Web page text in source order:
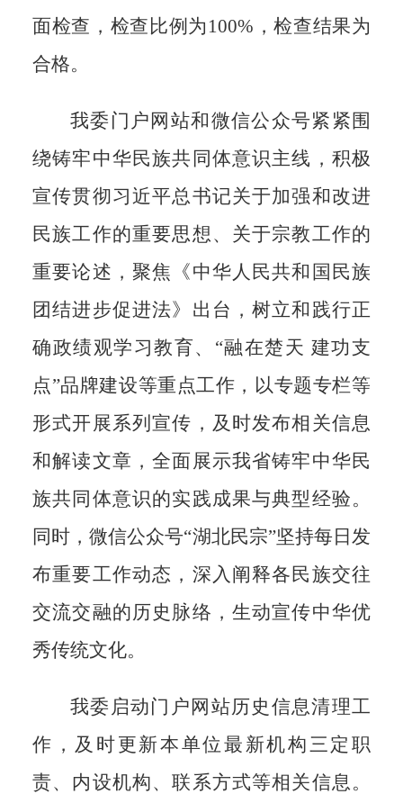
面检查，检查比例为 100%，检查结果为
合格。
我委门户网站和微信公众号紧紧围
绕铸牢中华民族共同体意识主线，积极
宣传贯彻习近平总书记关于加强和改进
民族工作的重要思想、关于宗教工作的
重要论述，聚焦 《中华人民共和国民族
团结进步促进法》 出台 ，树立和践行正
确政绩观学习教育、 “融在楚天 建功支
点”品牌建设等重点工作， 以专题专栏等
形式开展系列宣传， 及时发布相关信息
和解读文章 ，全面展示我省铸牢中华民
族共同体意识的实践成果与典型经验。
同时，微信公众号“湖北民宗”坚持每日发
布重要工作动态 ，深入阐释各民族交往
交流交融的历史脉络，生动宣传中华优
秀传统文化。
我委启动门户网站历史信息清理工
作，及时更新本单位最新机构三定职
责、内设机构、联系方式等相关信息。